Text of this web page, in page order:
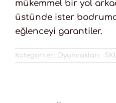
mükemmel bir yol
üstünde ister
eğlenceyi garantiler.
Kategoriler: Oyuncakları